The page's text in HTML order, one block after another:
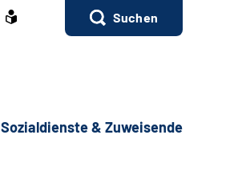
Suchen
Sozialdienste & Zuweisende